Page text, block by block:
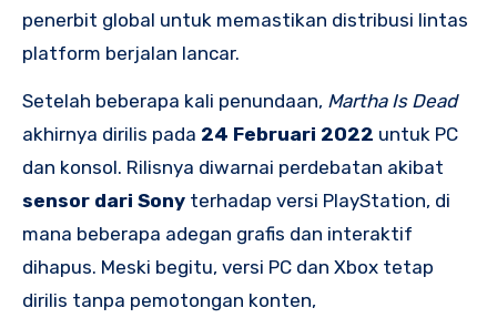
penerbit global untuk memastikan distribusi lintas
platform berjalan lancar.
Setelah beberapa kali penundaan, Martha Is Dead
akhirnya dirilis pada 24 Februari 2022 untuk PC
dan konsol. Rilisnya diwarnai perdebatan akibat
sensor dari Sony terhadap versi PlayStation, di
mana beberapa adegan grafis dan interaktif
dihapus. Meski begitu, versi PC dan Xbox tetap
dirilis tanpa pemotongan konten,